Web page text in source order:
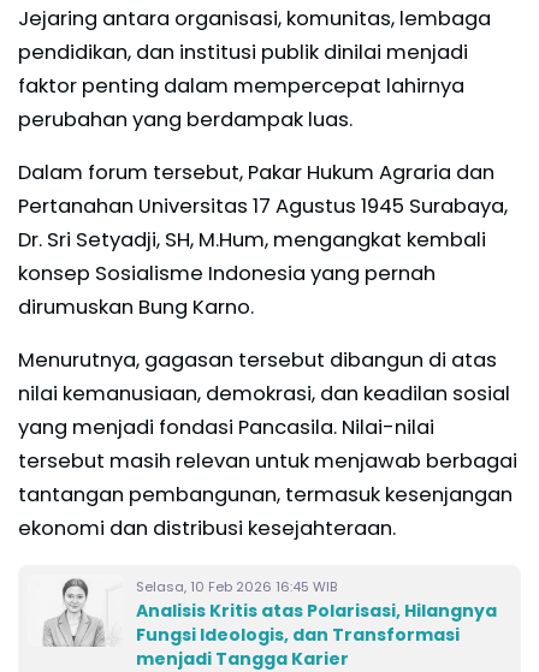
Jejaring antara organisasi, komunitas, lembaga
pendidikan, dan institusi publik dinilai menjadi
faktor penting dalam mempercepat lahirnya
perubahan yang berdampak luas.
Dalam forum tersebut, Pakar Hukum Agraria dan
Pertanahan Universitas 17 Agustus 1945 Surabaya,
Dr. Sri Setyadji, SH, M.Hum, mengangkat kembali
konsep Sosialisme Indonesia yang pernah
dirumuskan Bung Karno.
Menurutnya, gagasan tersebut dibangun di atas
nilai kemanusiaan, demokrasi, dan keadilan sosial
yang menjadi fondasi Pancasila. Nilai-nilai
tersebut masih relevan untuk menjawab berbagai
tantangan pembangunan, termasuk kesenjangan
ekonomi dan distribusi kesejahteraan.
Selasa, 10 Feb 2026 16:45 WIB
Analisis Kritis atas Polarisasi, Hilangnya
Fungsi Ideologis, dan Transformasi
menjadi Tangga Karier